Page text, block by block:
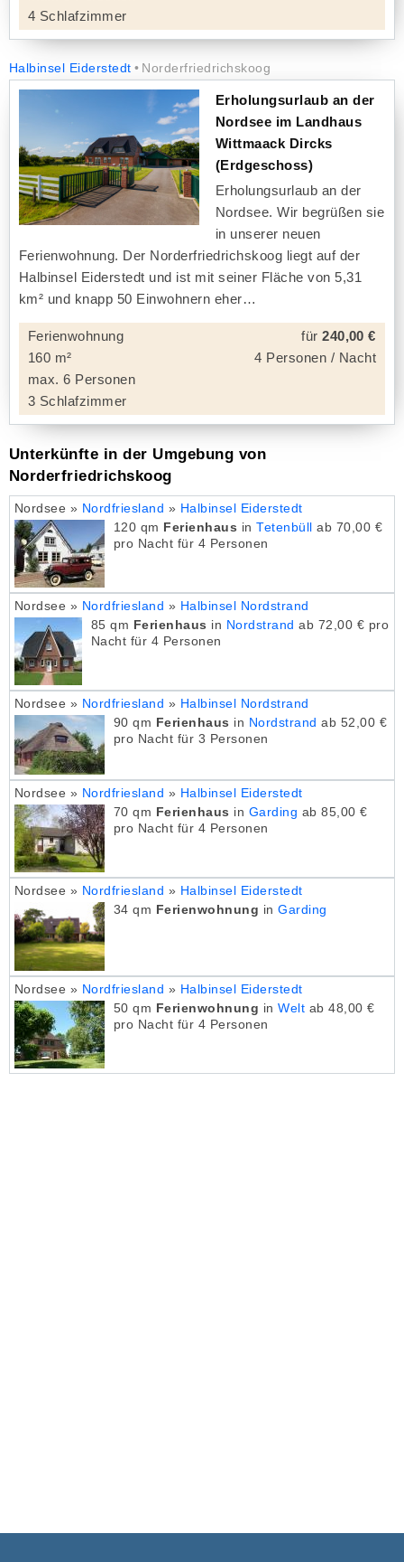
4 Schlafzimmer
Halbinsel Eiderstedt Norderfriedrichskoog
Erholungsurlaub an der
Nordsee im Landhaus
Wittmaack Dircks
(Erdgeschoss)
Erholungsurlaub an der
Nordsee. Wir begrüßen sie
in unserer neuen
Ferienwohnung. Der Norderfriedrichskoog liegt auf der
Halbinsel Eiderstedt und ist mit seiner Fläche von 5,31
km² und knapp 50 Einwohnern eher
Ferienwohnung
160 m²
max. 6 Personen
3 Schlafzimmer
für240,00 €
4 Personen / Nacht
Unterkünfte in der Umgebung von
Norderfriedrichskoog
Nordsee » Nordfriesland » Halbinsel Eiderstedt
120 qm Ferienhaus inTetenbüll
ab 70,00 €
pro Nacht für 4 Personen
Nordsee » Nordfriesland » Halbinsel Nordstrand
85 qm Ferienhaus in Nordstrand ab 72,00 € pro
Nacht für 4 Personen
Nordsee » Nordfriesland » Halbinsel Nordstrand
90 qm Ferienhaus in Nordstrand ab 52,00 €
pro Nacht für 3 Personen
Nordsee » Nordfriesland » Halbinsel Eiderstedt
70 qm Ferienhaus in Garding ab 85,00 €
pro Nacht für 4 Personen
Nordsee » Nordfriesland » Halbinsel Eiderstedt
34 qm Ferienwohnung inGarding
Nordsee » Nordfriesland » Halbinsel Eiderstedt
50 qm Ferienwohnung inWelt ab 48,00 €
pro Nacht für 4 Personen